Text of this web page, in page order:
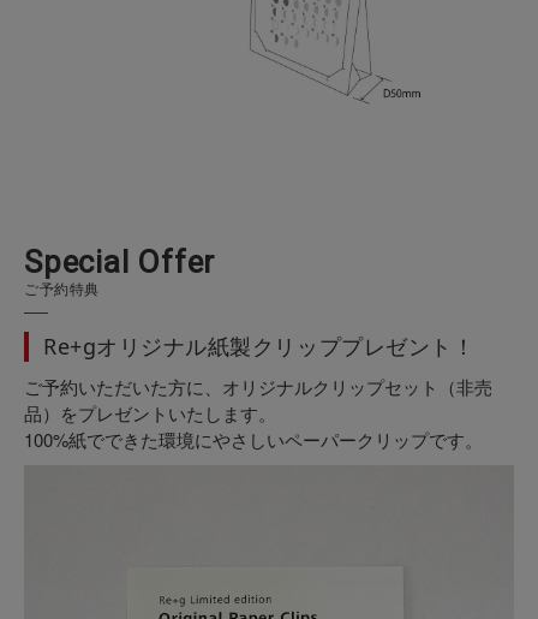
Specia Offer
ご予約特典
Re+gオリジナル紙製クリッププレゼント！
ご予約いただいた方に、オリジナルクリップセット（非売
品）をプレゼントいたします。
100%紙でできた環境にやさしいペーパークリップです。